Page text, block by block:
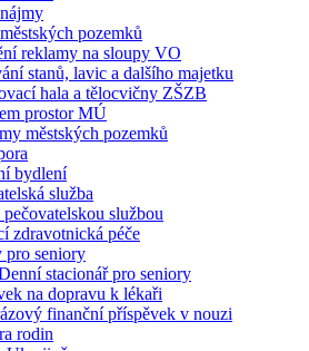
pozemků
reklamy na sloupy VO
stanů, lavic a dalšího majetku
hala a tělocvičny ZŠZB
prostor MÚ
městských pozemků
bydlení
služba
službou
zdravotnická péče
pro seniory
stacionář pro seniory
na dopravu k lékaři
finanční příspěvek v nouzi
rodin